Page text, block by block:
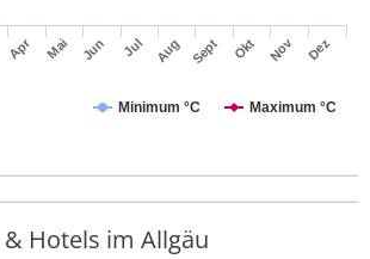
Minimum °C Maximum °C
Apr Mai Jun Jul Aug Sept Okt Nov Dez
Hotels im Allgäu